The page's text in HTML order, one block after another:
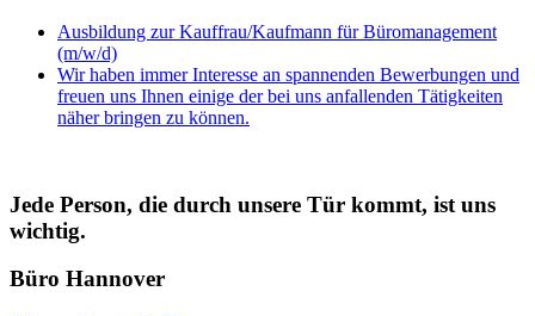
Ausbildung zur Kauffrau/Kaufmann für Büromanagement
(m/w/d)
Wir haben immer Interesse an spannenden Bewerbungen und
freuen uns Ihnen einige der bei uns anfallenden Tätigkeiten
näher bringen zu können.
Jede Person, die durch unsere Tür kommt, ist uns
wichtig.
Büro Hannover